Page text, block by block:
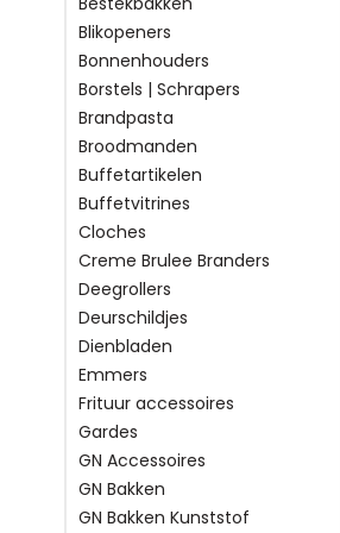
Blikopeners
Bonnenhouders
Borstels | Schrapers
Brandpasta
Broodmanden
Buffetartikelen
Buffetvitrines
Cloches
Creme Brulee Branders
Deegrollers
Deurschildjes
Dienbladen
Emmers
Frituur accessoires
Gardes
GN Accessoires
GN Bakken
GN Bakken Kunststof